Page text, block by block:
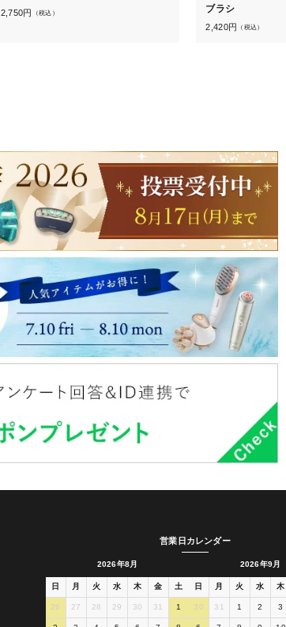
2,750円 （税込）
ブラシ
2,420円 （税込）
営業日カレンダー
2026年8月
日 月 火 水 木 金 土
26 27 28 29 30 31 1
2026年9月
日 月 火 水 木
30 31 1 2 3